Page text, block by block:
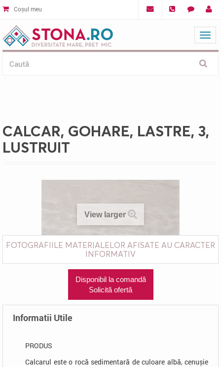
Coșul meu
CALCAR, GOHARE, LASTRE, 3,
LUSTRUIT
View larger
FOTOGRAFIILE MATERIALELOR AFISATE AU CARACTER
INFORMATIV
Disponibil la comandă
Solicită ofertă
Informatii Utile
PRODUS
Calcarul este o rocă sedimentară de culoare albă, cenușie